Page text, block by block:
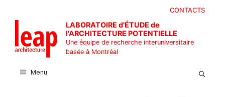
contenu
CONTACTS
LABORATOIRE d'ÉTUDE de
l'ARCHITECTURE POTENTIELLE
Une équipe de recherche interuniversitaire
basée à Montréal
Menu